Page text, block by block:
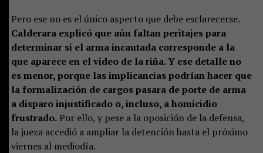
Pero ese no es el único aspecto que debe esclarecerse.
Calderara explicó que aún faltan peritajes para
determinar si el arma incautada corresponde a la
que aparece en el video de la riña. Y ese detalle no
es menor, porque las implicancias podrían hacer que
la formalización de cargos pasara de porte de arma
a disparo injustificado o, incluso, a homicidio
frustrado.Por ello, y pese a la oposición de la defensa,
la jueza accedió a ampliar la detención hasta el próximo
viernes al mediodía.